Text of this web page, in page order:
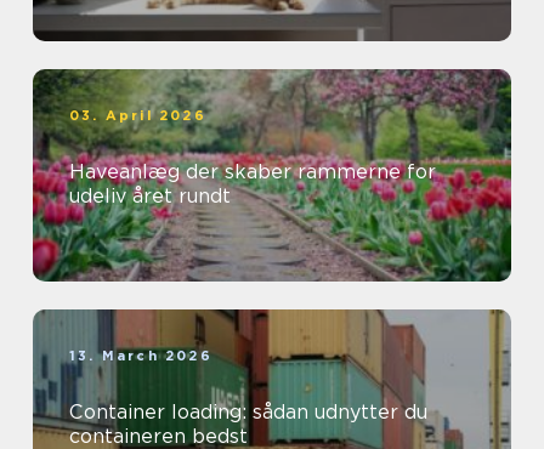
03. April 2026
Haveanlæg der skaber rammerne for
udeliv året rundt
13. March 2026
Container loading: sådan udnytter du
containeren bedst